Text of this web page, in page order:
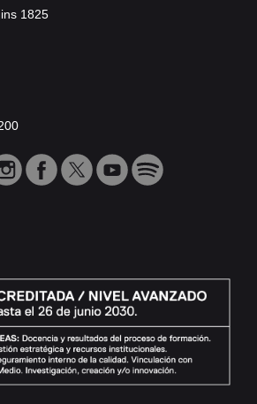
1825